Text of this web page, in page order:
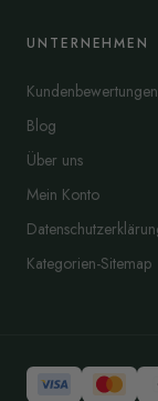
UNTERNEHMEN
Kundenbewertungen
Blog
Über uns
Mein Konto
Kategorien-Sitemap